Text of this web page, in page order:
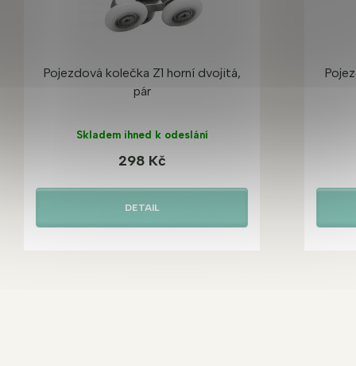
Pojezdová kolečka Z1 horní dvojitá,
pár
Skladem ihned k odeslání
298 Kč
DETAIL